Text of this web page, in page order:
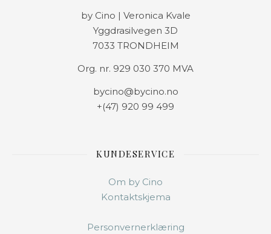
by Cino | Veronica Kvale
Yggdrasilvegen 3D
7033 TRONDHEIM
Org. nr. 929 030 370 MVA
bycino@bycino.no
+(47) 920 99 499
KUNDESERVICE
Om by Cino
Kontaktskjema
Personvernerklæring